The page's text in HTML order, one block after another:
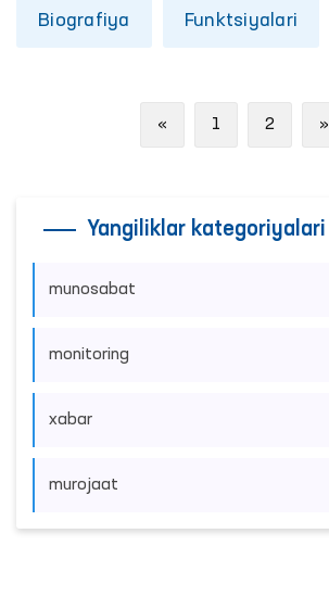
Biografiya Funktsiyalari
« Previous
1 2 »
Yangiliklar kategoriyalari
munosabat
monitoring
xabar
murojaat